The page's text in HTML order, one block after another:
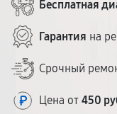
Бесплатная
Гарантия на
Срочный
Цена от 450